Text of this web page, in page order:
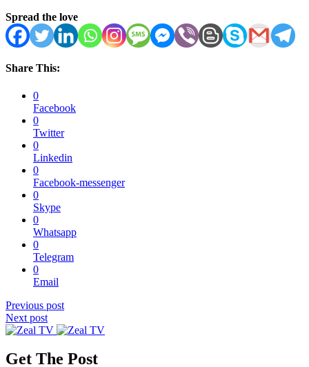
Spread the love
Share This:
0
Facebook
0
Twitter
0
Linkedin
0
Facebook-messenger
0
Skype
0
Whatsapp
0
Telegram
0
Email
Previous post
Next post
Get The Post